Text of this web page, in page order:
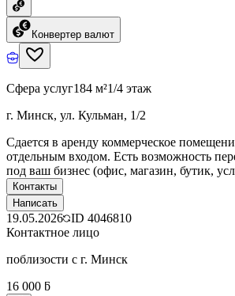
Конвертер валют
Сфера услуг184 м²1/4 этаж
г. Минск, ул. Кульман, 1/2
Сдается в аренду коммерческое
отдельным входом. Есть возможность
под ваш бизнес (офис, магазин, бутик,
Контакты
Написать
19.05.2026 ID 4046810
Контактное лицо
поблизости с г. Минск
16 000 ƃ